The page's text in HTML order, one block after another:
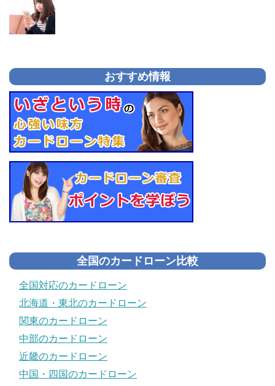
おすすめ情報
全国のカードローン比較
全国対応のカードローン
北海道・東北のカードローン
関東のカードローン
中部のカードローン
近畿のカードローン
中国・四国のカードローン